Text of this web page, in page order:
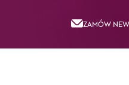
ZAMÓW